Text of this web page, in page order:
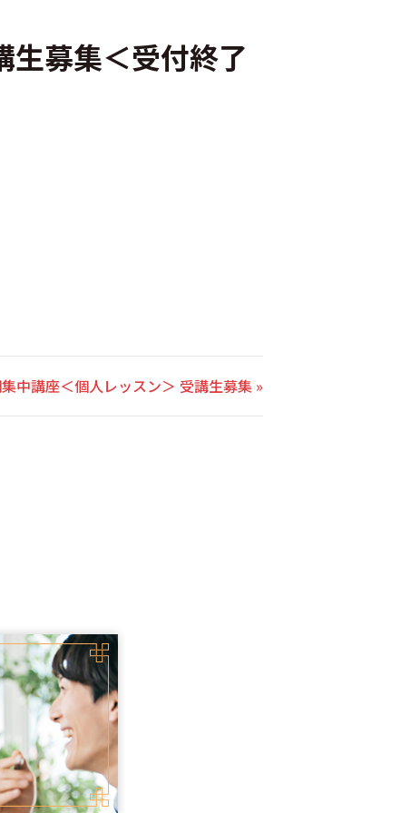
募集＜受付終了
中講座＜個人レッスン＞ 受講生募集 »